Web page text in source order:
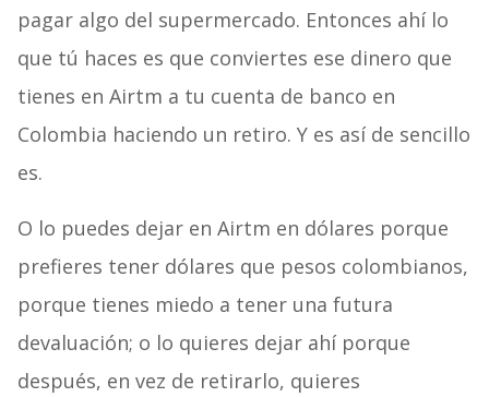
pagar algo del supermercado. Entonces ahí lo
que tú haces es que conviertes ese dinero que
tienes en Airtm a tu cuenta de banco en
Colombia haciendo un retiro. Y es así de sencillo
es.
O lo puedes dejar en Airtm en dólares porque
prefieres tener dólares que pesos colombianos,
porque tienes miedo a tener una futura
devaluación; o lo quieres dejar ahí porque
después, en vez de retirarlo, quieres